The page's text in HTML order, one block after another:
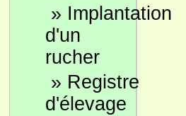
» Implantation
d'un
rucher
» Registre
d'élevage